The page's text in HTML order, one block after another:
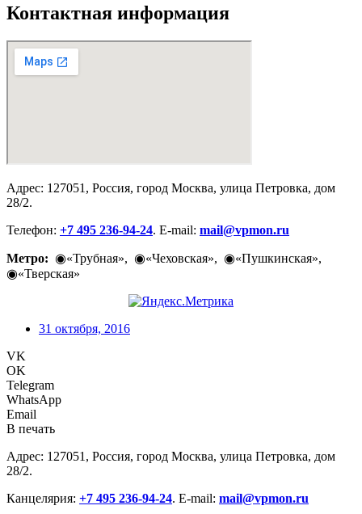
Контактная информация
Адрес: 127051, Россия, город Москва, улица Петровка, дом
28/2.
Телефон: +7 495 236-94-24. E-mail: mail@vpmon.ru
Метро: ◉«Трубная», ◉«Чеховская», ◉«Пушкинская»,
◉«Тверская»
31 октября, 2016
VK
OK
Telegram
WhatsApp
Email
В печать
Адрес: 127051, Россия, город Москва, улица Петровка, дом
28/2.
Канцелярия: +7 495 236-94-24. E-mail: mail@vpmon.ru